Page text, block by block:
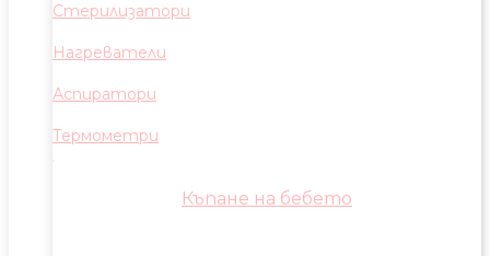
Стерилизатори
Нагреватели
Аспиратори
Термометри
Къпане на бебето